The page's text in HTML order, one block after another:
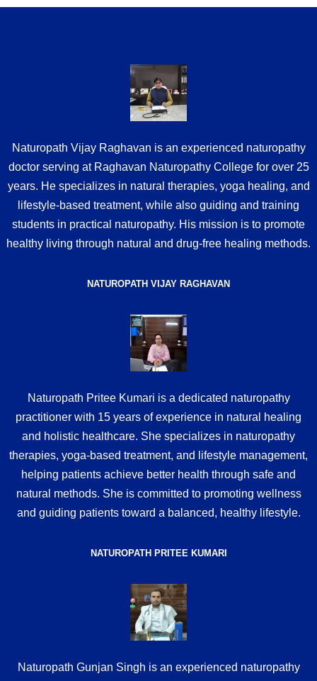
Naturopath Vijay Raghavan is an experienced naturopathy
doctor serving at Raghavan Naturopathy College for over 25
years. He specializes in natural therapies, yoga healing, and
lifestyle-based treatment, while also guiding and training
students in practical naturopathy. His mission is to promote
healthy living through natural and drug-free healing methods.
NATUROPATH VIJAY RAGHAVAN
Naturopath Pritee Kumari is a dedicated naturopathy
practitioner with 15 years of experience in natural healing
and holistic healthcare. She specializes in naturopathy
therapies, yoga-based treatment, and lifestyle management,
helping patients achieve better health through safe and
natural methods. She is committed to promoting wellness
and guiding patients toward a balanced, healthy lifestyle.
NATUROPATH PRITEE KUMARI
Naturopath Gunjan Singh is an experienced naturopathy